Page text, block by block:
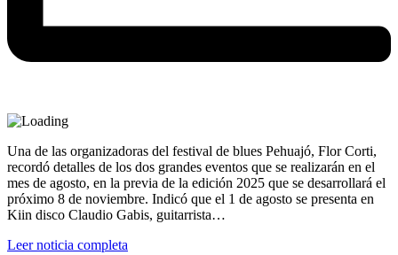
Una de las organizadoras del festival de blues Pehuajó, Flor Corti,
recordó detalles de los dos grandes eventos que se realizarán en el
mes de agosto, en la previa de la edición 2025 que se desarrollará el
próximo 8 de noviembre. Indicó que el 1 de agosto se presenta en
Kiin disco Claudio Gabis, guitarrista…
Leer noticia completa